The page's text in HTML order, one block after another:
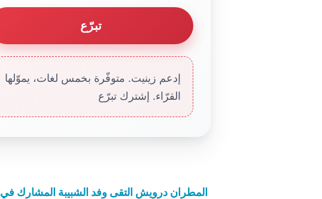
تبرّع
إدعم زينيت. متوفّرة بخمس لغات، يموّلها
القرّاء. إشترك تبرّع
المطران درويش التقى وفد الشبيبة المشارك في